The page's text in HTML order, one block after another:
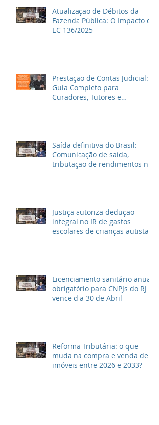
Atualização de Débitos da
Fazenda Pública: O Impacto da
EC 136/2025
Prestação de Contas Judicial:
Guia Completo para
Curadores, Tutores e
Saída definitiva do Brasil:
Comunicação de saída,
tributação de rendimentos no
Justiça autoriza dedução
integral no IR de gastos
escolares de crianças autistas
Licenciamento sanitário anual
obrigatório para CNPJs do RJ
vence dia 30 de Abril
Reforma Tributária: o que
muda na compra e venda de
imóveis entre 2026 e 2033?